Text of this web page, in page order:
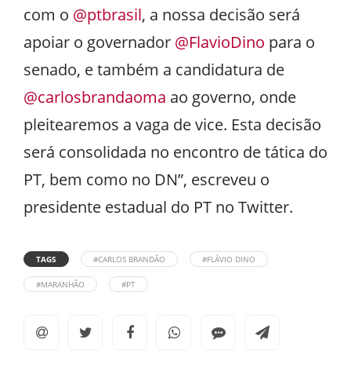
com o @ptbrasil, a nossa decisão será
apoiar o governador @FlavioDino para o
senado, e também a candidatura de
@carlosbrandaoma ao governo, onde
pleitearemos a vaga de vice. Esta decisão
será consolidada no encontro de tática do
PT, bem como no DN”, escreveu o
presidente estadual do PT no Twitter.
TAGS #CARLOS BRANDÃO #FLÁVIO DINO
#MARANHÃO #PT